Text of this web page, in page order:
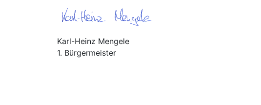
Karl-Heinz Mengele
1. Bürgermeister